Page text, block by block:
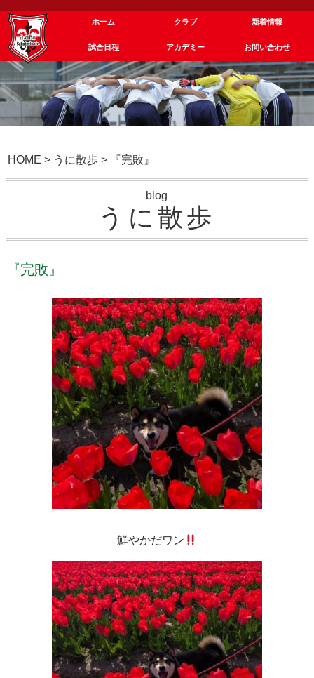
ホーム クラブ 新着情報
試合日程 アカデミー お問い合わせ
HOME > うに散歩 > 『完敗』
blog
うに散歩
『完敗』
鮮やかだワン